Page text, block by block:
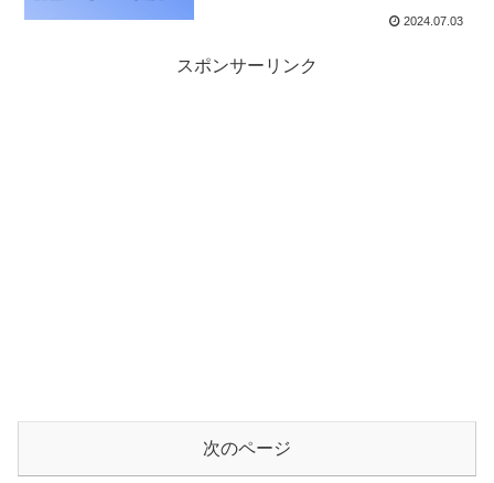
2024.07.03
スポンサーリンク
次のページ